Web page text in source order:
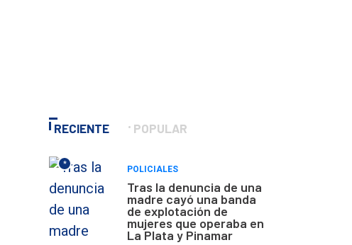
RECIENTE POPULAR
*
POLICIALES
Tras la denuncia de una
madre cayó una banda
de explotación de
mujeres que operaba en
La Plata y Pinamar